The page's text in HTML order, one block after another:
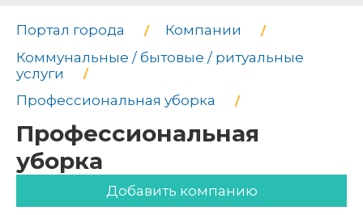
Портал города
Компании
Коммунальные / бытовые / ритуальные
услуги
Профессиональная уборка
Профессиональная
уборка
Добавить компанию